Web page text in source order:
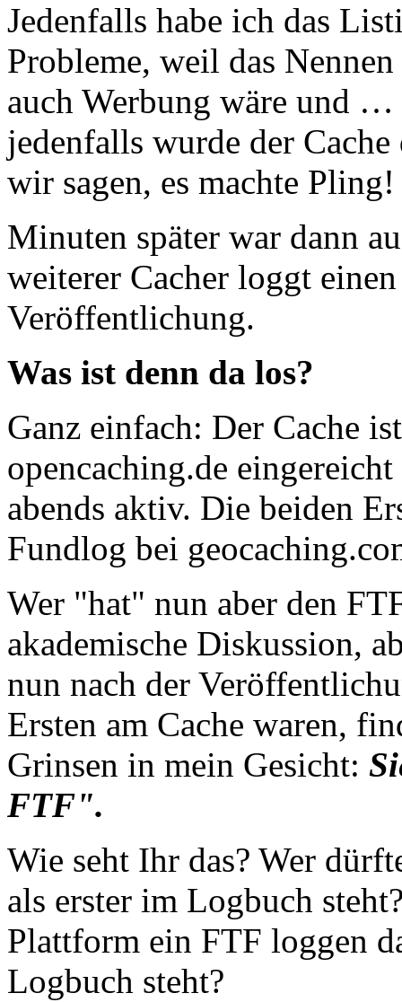
Jedenfalls habe ich das
Probleme, weil das
auch Werbung wäre und
jedenfalls wurde der
wir sagen, es machte Pling!
Minuten später war dann
weiterer Cacher loggt
Veröffentlichung.
Was ist denn da los?
Ganz einfach: Der Cache
opencaching.de
abends aktiv. Die beiden
Fundlog bei
Wer "hat" nun aber den
akademische Diskussion,
nun nach der
Ersten am Cache waren,
Grinsen in mein Gesicht:
FTF".
Wie seht Ihr das? Wer
als erster im Logbuch
Plattform ein FTF loggen
Logbuch steht?